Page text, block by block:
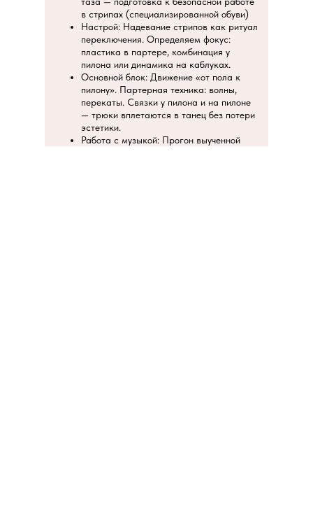
в стрипах (специализированной обуви)
Настрой: Надевание стрипов как ритуал
переключения. Определяем фокус:
пластика в партере, комбинация у
пилона или динамика на каблуках.
Основной блок: Движение «от пола к
пилону». Партерная техника: волны,
перекаты. Связки у пилона и на пилоне
— трюки вплетаются в танец без потери
эстетики.
Работа с музыкой: Прогон выученной